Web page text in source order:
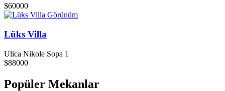
$60000
Görünüm
Lüks Villa
Ulica Nikole Sopa 1
$88000
Popüler Mekanlar